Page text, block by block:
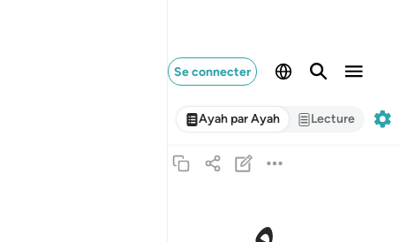
Se connecter
Ayah par Ayah Lecture
قل يا عباد الذين امنوا اتقوا ربكم للذين احسنوا